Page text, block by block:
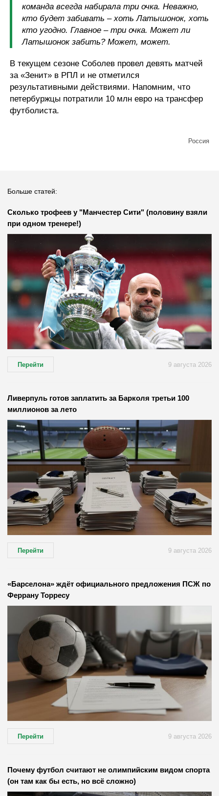
команда всегда набирала три очка. Неважно,
кто будет забивать – хоть Латышонок, хоть
кто угодно. Главное – три очка. Может ли
Латышонок забить? Может, может.
В текущем сезоне Соболев провел девять матчей
за «Зенит» в РПЛ и не отметился
результативными действиями. Напомним, что
петербуржцы потратили 10 млн евро на трансфер
футболиста.
Россия
Больше статей:
Сколько трофеев у "Манчестер Сити" (половину взяли
при одном тренере!)
Перейти 9 августа 2026
Ливерпуль готов заплатить за Барколя третьи 100
миллионов за лето
Перейти 9 августа 2026
«Барселона» ждёт официального предложения ПСЖ по
Феррану Торресу
Перейти 9 августа 2026
Почему футбол считают не олимпийским видом спорта
(он там как бы есть, но всё сложно)